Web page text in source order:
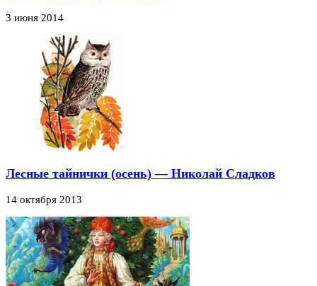
3 июня 2014
Лесные тайнички (осень) — Николай Сладков
14 октября 2013